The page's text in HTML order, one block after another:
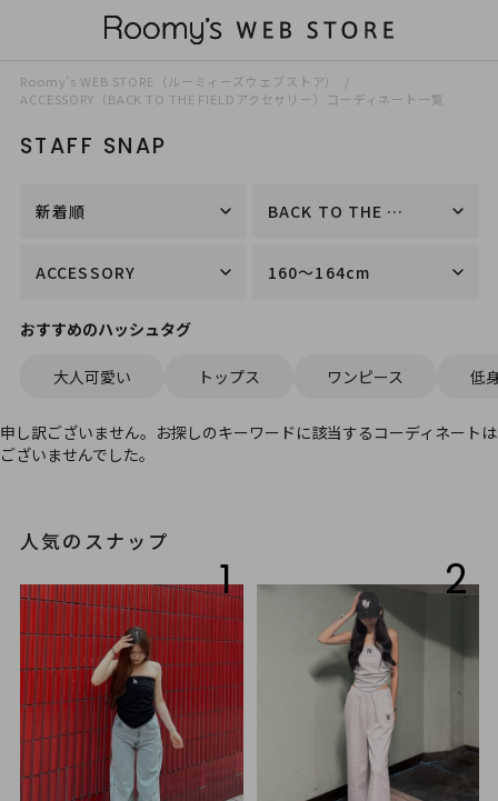
Roomy’s WEB STORE（ルーミィーズウェブストア）
ACCESSORY（BACK TO THE FIELDアクセサリー）コーディネート一覧
STAFF SNAP
新着順 BACK TO THE FIELD
ACCESSORY 160～164cm
おすすめのハッシュタグ
大人可愛い トップス ワンピース 低
申し訳ございません。お探しのキーワードに該当するコーディネートは
ございませんでした。
人気のスナップ
1 2